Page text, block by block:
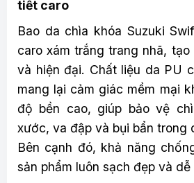
tiết caro
Bao da chìa khóa Suzuki
caro xám trắng trang nhã,
và hiện đại. Chất liệu da PU
mang lại cảm giác mềm mại
độ bền cao, giúp bảo vệ
xước, va đập và bụi bẩn trong
Bên cạnh đó, khả năng
sản phẩm luôn sạch đẹp và